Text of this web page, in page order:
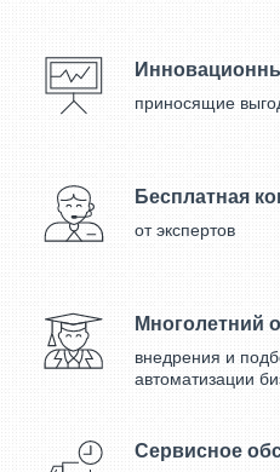
приносящие
Бесплатная
от экспертов
Многолетний
внедрения и
автоматизации
Сервисное